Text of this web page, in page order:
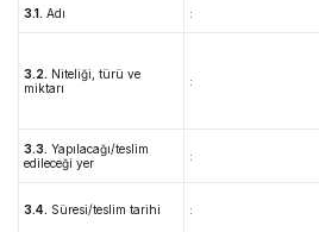
3.1. Adı :
3.2. Niteliği, türü ve
miktarı
:
3.3. Yapılacağı/teslim
edileceği yer
:
3.4. Süresi/teslim tarihi :